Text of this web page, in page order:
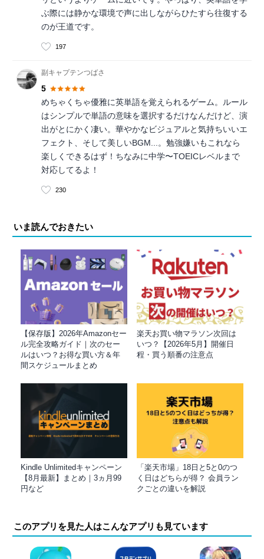
ぶ際には静かな環境で声に出しながらひたすら往復する
のが王道です。
197
副キャプテンつばさ
5
めちゃくちゃ優雅に英単語を覚えられるゲーム。ルール
はシンプルで単語の意味を選択するだけなんだけど、演
出がとにかく凄い。華やかなビジュアルと気持ちいいエ
フェクト、そして美しいBGM...。勉強嫌いもこれなら
楽しくできるはず！ちなみに中学〜TOEICレベルまで
対応してるよ！
230
いま読んでおきたい
【保存版】2026年Amazonセー
ル完全攻略ガイド｜次のセー
ルはいつ？お得な買い方＆年
間スケジュールまとめ
楽天お買い物マラソン次回は
いつ？【2026年5月】開催日
程・買う順番の注意点
Kindle Unlimitedキャンペーン
【8月最新】まとめ｜3ヵ月99
円など
「楽天市場」18日と5と0のつ
く日はどちらが得？ 会員ラン
クごとの違いを解説
このアプリを見た人はこんなアプリも見ています